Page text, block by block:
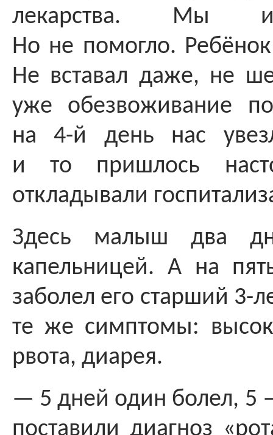
лекарства. Мы
Но не помогло.
Не вставал даже, не
уже обезвоживание
на 4-й день нас
и то пришлось
откладывали
Здесь малыш два
капельницей. А на
заболел его старший 3-
те же симптомы:
рвота, диарея.
— 5 дней один болел, 5
поставили диагноз